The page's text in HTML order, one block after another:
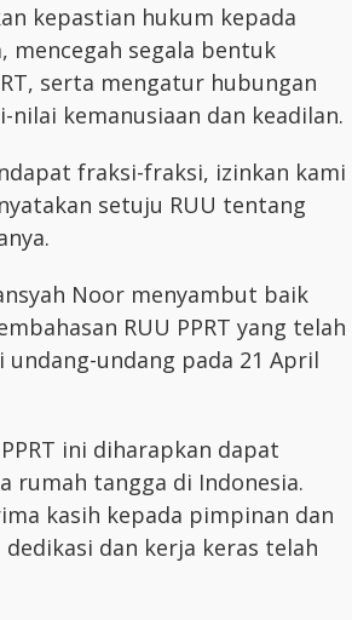
kepastian hukum kepada
mencegah segala bentuk
serta mengatur hubungan
kemanusiaan dan keadilan.
fraksi-fraksi, izinkan kami
setuju RUU tentang
Noor menyambut baik
RUU PPRT yang telah
undang-undang pada 21 April
ini diharapkan dapat
rumah tangga di Indonesia.
kasih kepada pimpinan dan
dedikasi dan kerja keras telah